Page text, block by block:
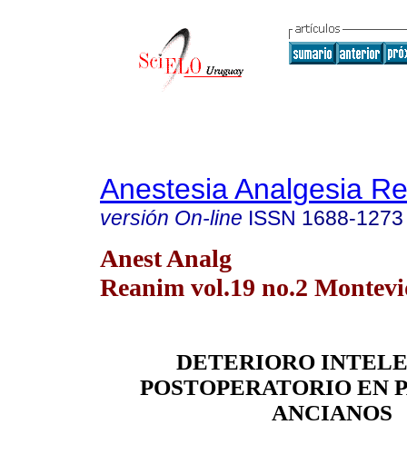
Anestesia Analgesia
versión On-line ISSN 1688-1273
Anest Analg
Reanim vol.19 no.2
DETERIORO
POSTOPERATORIO EN
ANCIANOS